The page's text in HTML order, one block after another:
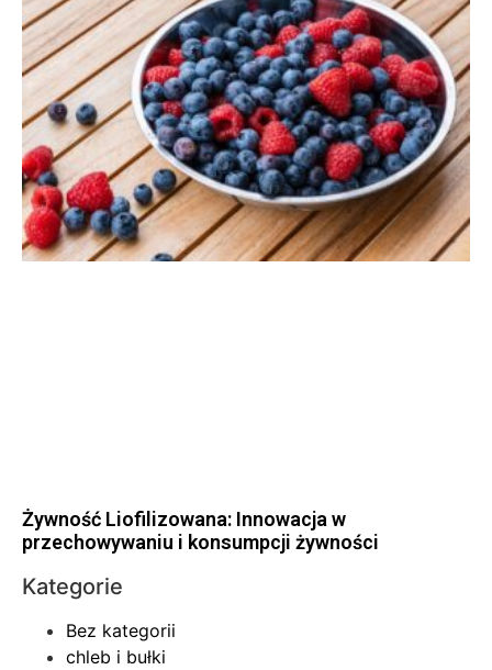
Żywność Liofilizowana: Innowacja w
przechowywaniu i konsumpcji żywności
Kategorie
Bez kategorii
chleb i bułki